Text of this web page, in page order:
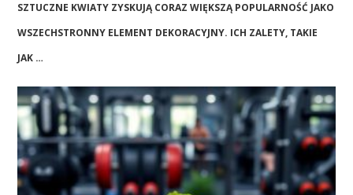
SZTUCZNE KWIATY ZYSKUJĄ CORAZ WIĘKSZĄ POPULARNOŚĆ JAKO
WSZECHSTRONNY ELEMENT DEKORACYJNY. ICH ZALETY, TAKIE
JAK …